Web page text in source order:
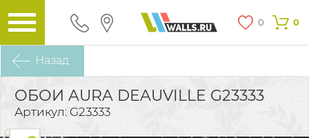
0 0
Назад
ОБОИ AURA DEAUVILLE G23333
Артикул: G23333